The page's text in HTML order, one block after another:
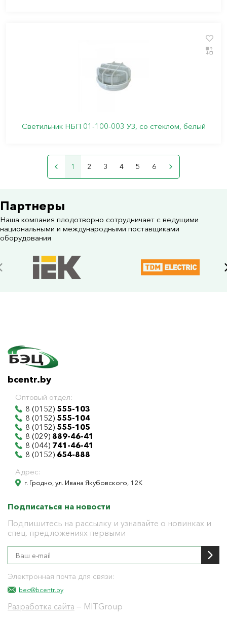
Светильник НБП 01-100-003 УЗ, со стеклом, белый
1 2 3 4 5 6
Партнеры
Наша компания плодотворно сотрудничает с ведущими
национальными и международными поставщиками
оборудования
bcentr.by
Оптовый отдел:
8 (0152) 555-103
8 (0152) 555-104
8 (0152) 555-105
8 (029) 889-46-41
8 (044) 741-46-41
8 (0152) 654-888
Адрес:
г. Гродно, ул. Ивана Якубовского, 12К
Подписаться на новости
Подпишитесь на рассылку и узнавайте о новинках и
спец. предложениях первыми
Электронная почта для связи:
bec@bcentr.by
Разработка сайта — MITGroup